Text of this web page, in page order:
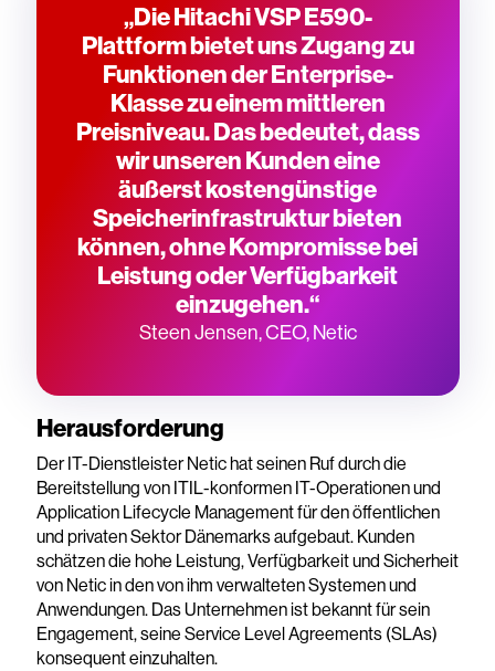
„Die Hitachi VSP E590-
Plattform bietet uns Zugang zu
Funktionen der Enterprise-
Klasse zu einem mittleren
Preisniveau. Das bedeutet, dass
wir unseren Kunden eine
äußerst kostengünstige
Speicherinfrastruktur bieten
können, ohne Kompromisse bei
Leistung oder Verfügbarkeit
einzugehen.“
Steen Jensen, CEO, Netic
Herausforderung
Der IT-Dienstleister Netic hat seinen Ruf durch die
Bereitstellung von ITIL-konformen IT-Operationen und
Application Lifecycle Management für den öffentlichen
und privaten Sektor Dänemarks aufgebaut. Kunden
schätzen die hohe Leistung, Verfügbarkeit und Sicherheit
von Netic in den von ihm verwalteten Systemen und
Anwendungen. Das Unternehmen ist bekannt für sein
Engagement, seine Service Level Agreements (SLAs)
konsequent einzuhalten.